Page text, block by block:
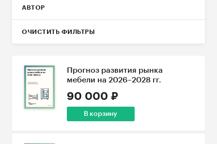
АВТОР
ОЧИСТИТЬ ФИЛЬТРЫ
Прогноз развития рынка
мебели на 2026–2028 гг.
90 000 ₽
В корзину